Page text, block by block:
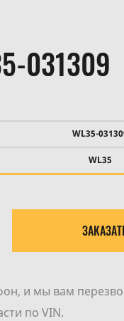
031309
WL35-
WL35
и мы вам
по VIN.